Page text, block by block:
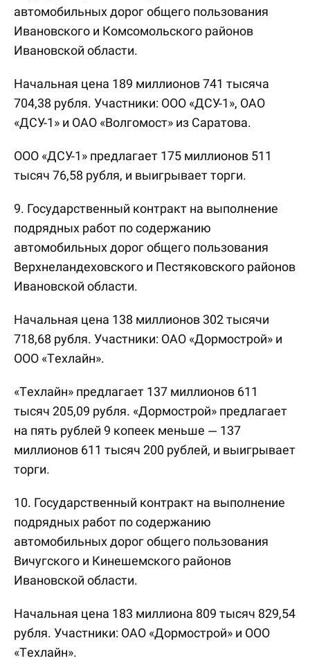
автомобильных дорог общего пользования
Ивановского и Комсомольского районов
Ивановской области.
Начальная цена 189 миллионов 741 тысяча
704,38 рубля. Участники: ООО «ДСУ-1», ОАО
«ДСУ-1» и ОАО «Волгомост» из Саратова.
ООО «ДСУ-1» предлагает 175 миллионов 511
тысяч 76,58 рубля, и выигрывает торги.
9. Государственный контракт на выполнение
подрядных работ по содержанию
автомобильных дорог общего пользования
Верхнеландеховского и Пестяковского районов
Ивановской области.
Начальная цена 138 миллионов 302 тысячи
718,68 рубля. Участники: ОАО «Дормострой» и
ООО «Техлайн».
«Техлайн» предлагает 137 миллионов 611
тысяч 205,09 рубля. «Дормострой» предлагает
на пять рублей 9 копеек меньше — 137
миллионов 611 тысяч 200 рублей, и выигрывает
торги.
10. Государственный контракт на выполнение
подрядных работ по содержанию
автомобильных дорог общего пользования
Вичугского и Кинешемского районов
Ивановской области.
Начальная цена 183 миллиона 809 тысяч 829,54
рубля. Участники: ОАО «Дормострой» и ООО
«Техлайн».